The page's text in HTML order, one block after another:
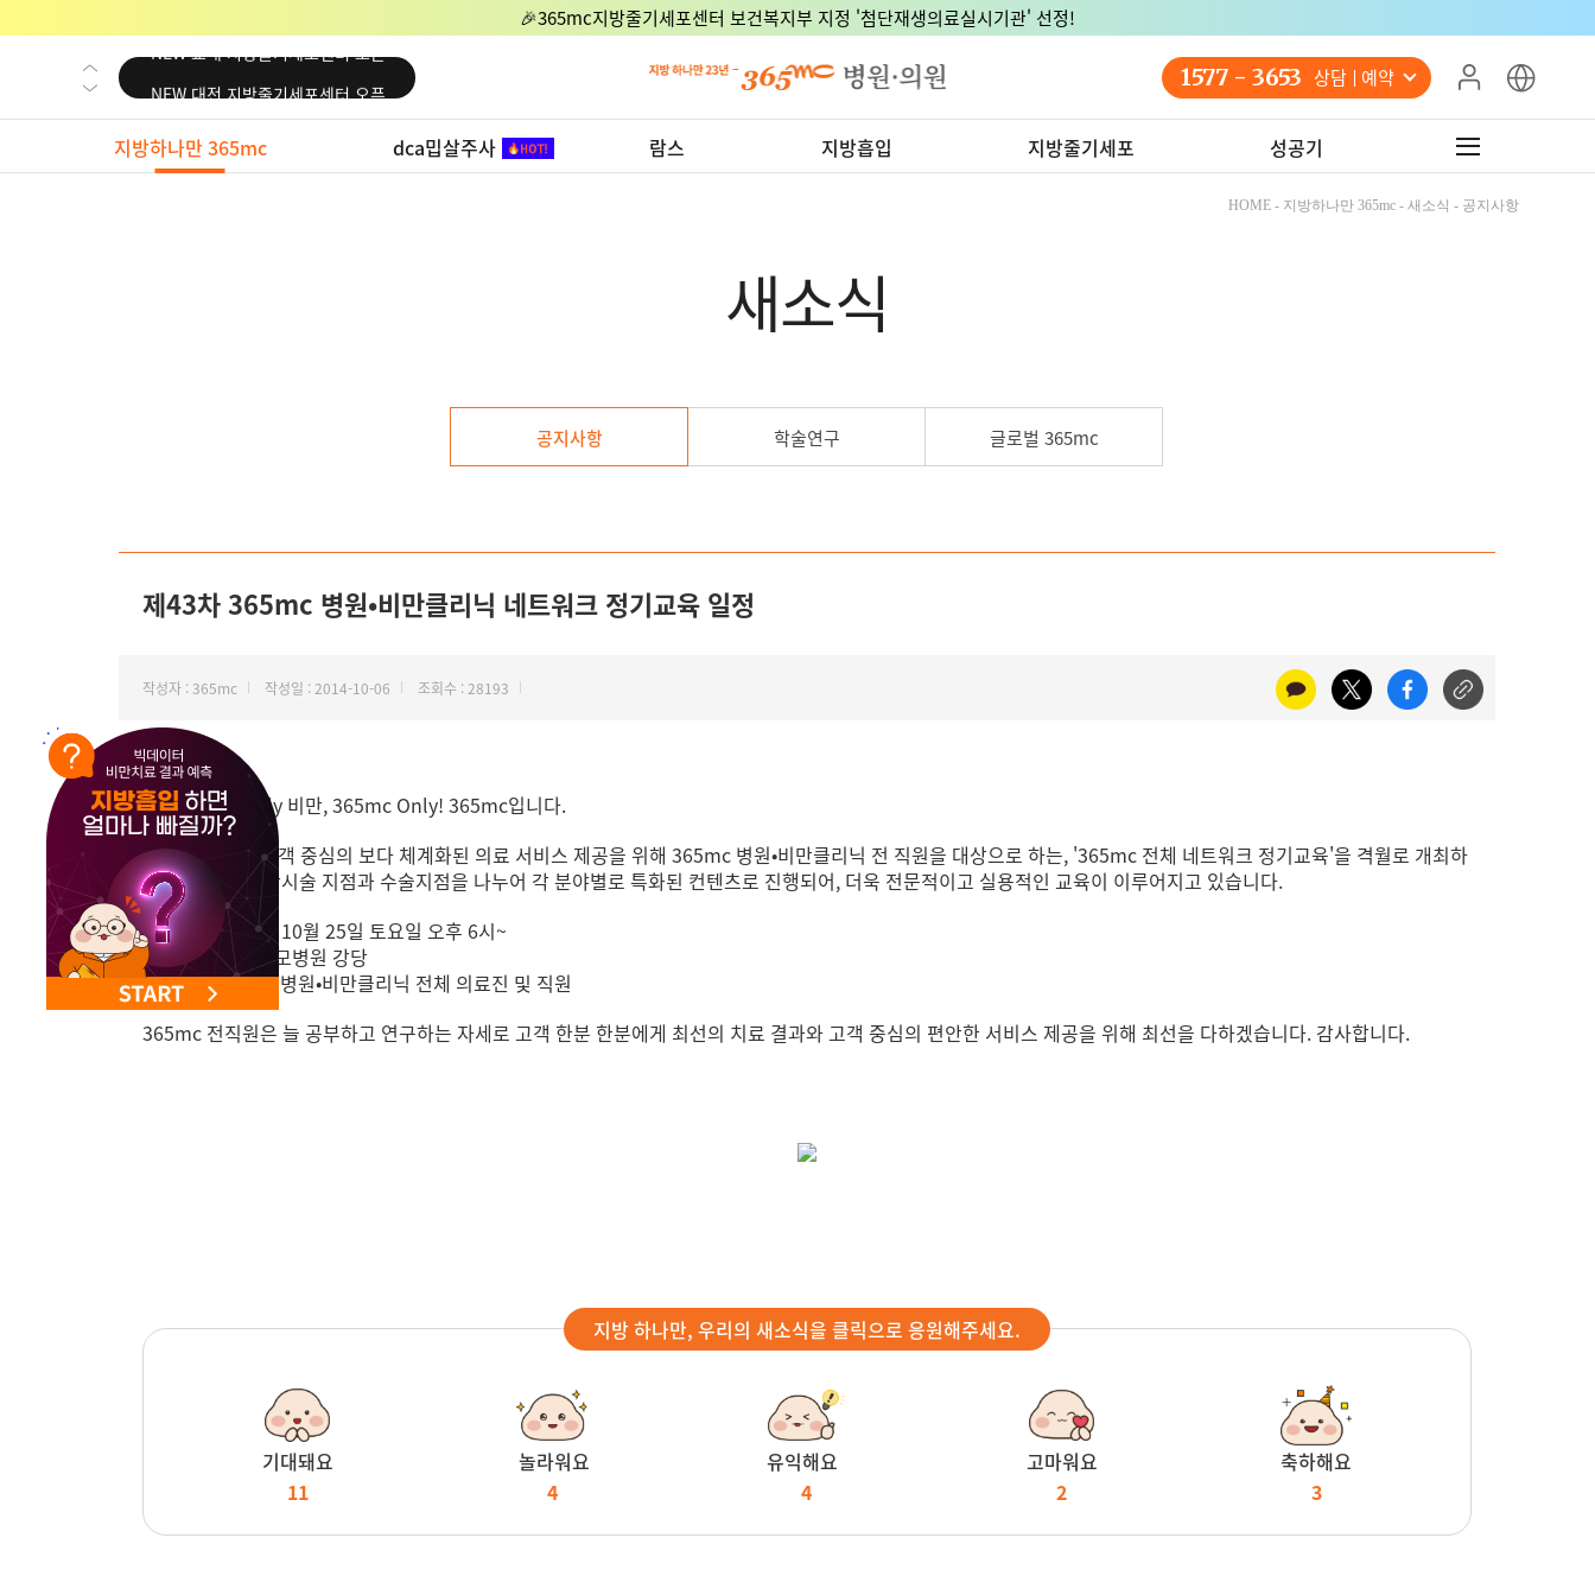
🎉365mc지방줄기세포센터 보건복지부 지정 '첨단재생의료실시기관' 선정!
NEW 교대 지방줄기세포센터 오픈
NEW 노원 지방줄기세포센터 오픈
NEW 미국 LA점 오픈
1577 - 3653 상담 예약
지방하나만 365mc dca밉살주사 람스 지방흡입 지방줄기세포 성공기
HOME - 지방하나만 365mc - 새소식 - 공지사항
새소식
공지사항 학술연구 글로벌 365mc
제43차 365mc 병원•비만클리닉 네트워크 정기교육 일정
작성자 : 365mc 작성일 : 2014-10-06 조회수 : 28193
안녕하세요. Only 비만, 365mc Only! 365mc입니다.
365mc에서는 고객 중심의 보다 체계화된 의료 서비스 제공을 위해 365mc 병원•비만클리닉 전 직원을 대상으로 하는, '365mc 전체 네트워크 정기교육'을 격월로 개최하
고 있습니다. 비만시술 지점과 수술지점을 나누어 각 분야별로 특화된 컨텐츠로 진행되어, 더욱 전문적이고 실용적인 교육이 이루어지고 있습니다.
■ 일시 : 2014년 10월 25일 토요일 오후 6시~
■ 장소 : 서울 성모병원 강당
■ 대상 : 365mc 병원•비만클리닉 전체 의료진 및 직원
365mc 전직원은 늘 공부하고 연구하는 자세로 고객 한분 한분에게 최선의 치료 결과와 고객 중심의 편안한 서비스 제공을 위해 최선을 다하겠습니다. 감사합니다.
지방 하나만, 우리의 새소식을 클릭으로 응원해주세요.
기대돼요
11
놀라워요
4
유익해요
4
고마워요
2
축하해요
3